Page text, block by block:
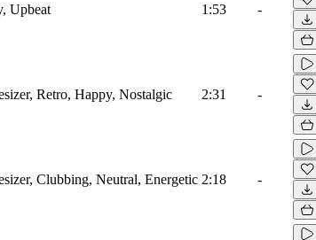
Upbeat 1:53 -
Retro, Happy, Nostalgic 2:31 -
Clubbing, Neutral, Energetic 2:18 -